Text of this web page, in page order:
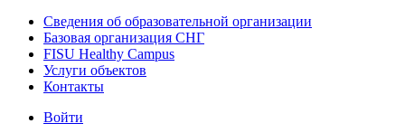
Сведения об образовательной организации
Базовая организация СНГ
FISU Healthy Campus
Услуги объектов
Контакты
Войти